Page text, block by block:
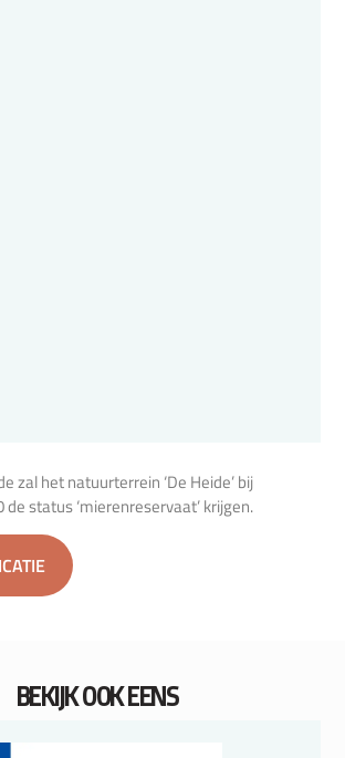
zal het natuurterrein ‘De Heide’ bij
status ‘mierenreservaat’ krijgen.
BEKIJK OOK EENS